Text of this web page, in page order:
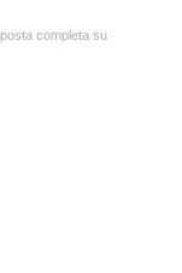
completa su